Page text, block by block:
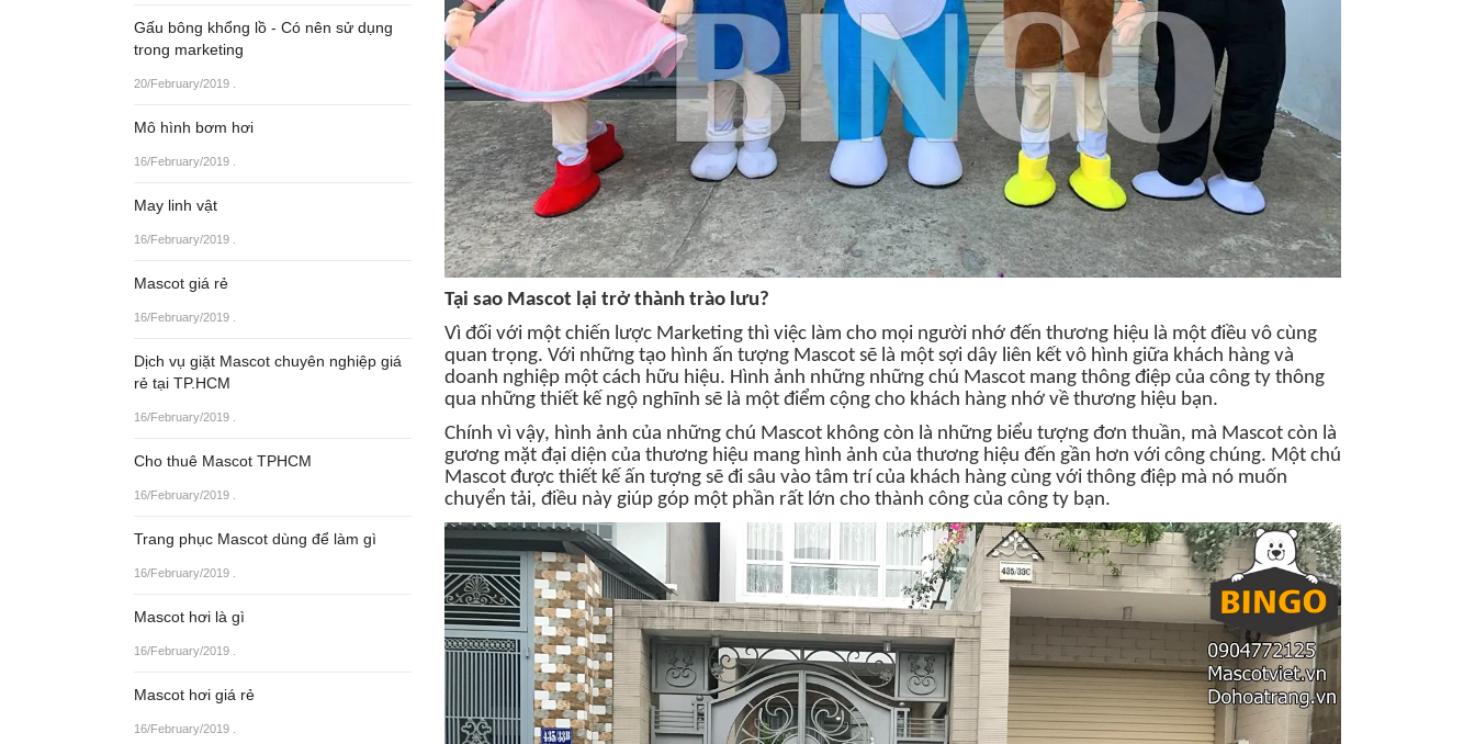
Tại sao Mascot lại trở thành trào lưu?
Vì đối với một chiến lược Marketing thì việc làm cho mọi người nhớ đến thương hiệu là một điều vô cùng
quan trọng. Với những tạo hình ấn tượng Mascot sẽ là một sợi dây liên kết vô hình giữa khách hàng và
doanh nghiệp một cách hữu hiệu. Hình ảnh những những chú Mascot mang thông điệp của công ty thông
qua những thiết kế ngộ nghĩnh sẽ là một điểm cộng cho khách hàng nhớ về thương hiệu bạn.
Chính vì vậy, hình ảnh của những chú Mascot không còn là những biểu tượng đơn thuần, mà Mascot còn là
gương mặt đại diện của thương hiệu mang hình ảnh của thương hiệu đến gần hơn với công chúng. Một chú
Mascot được thiết kế ấn tượng sẽ đi sâu vào tâm trí của khách hàng cùng với thông điệp mà nó muốn
chuyển tải, điều này giúp góp một phần rất lớn cho thành công của công ty bạn.
Gấu bông khổng lồ - Có nên sử dụng
trong marketing
20/February/2019
Mô hình bơm hơi
16/February/2019
May linh vật
16/February/2019
Mascot giá rẻ
16/February/2019
Dịch vụ giặt Mascot chuyên nghiệp giá
rẻ tại TP.HCM
16/February/2019
Cho thuê Mascot TPHCM
16/February/2019
Trang phục Mascot dùng để làm gì
16/February/2019
Mascot hơi là gì
16/February/2019
Mascot hơi giá rẻ
16/February/2019